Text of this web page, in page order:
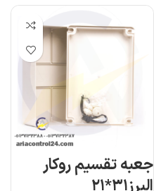
جعبه تقسیم روکار